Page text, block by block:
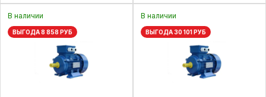
В наличии
ВЫГОДА 8 858 РУБ
В наличии
ВЫГОДА 30 101 РУБ